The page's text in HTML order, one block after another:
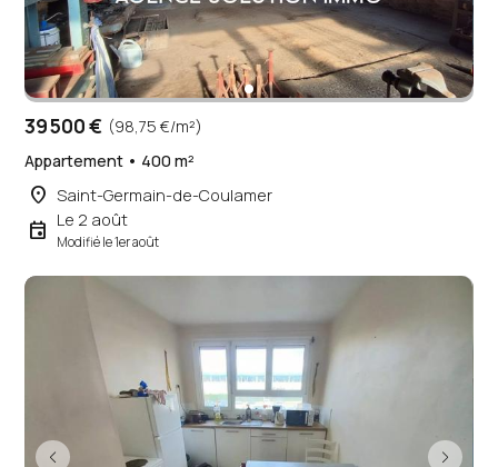
39 500 € (98,75 €/m²)
Appartement • 400 m²
place Saint-Germain-de-Coulamer
event Le 2 août
Modifié le 1er août